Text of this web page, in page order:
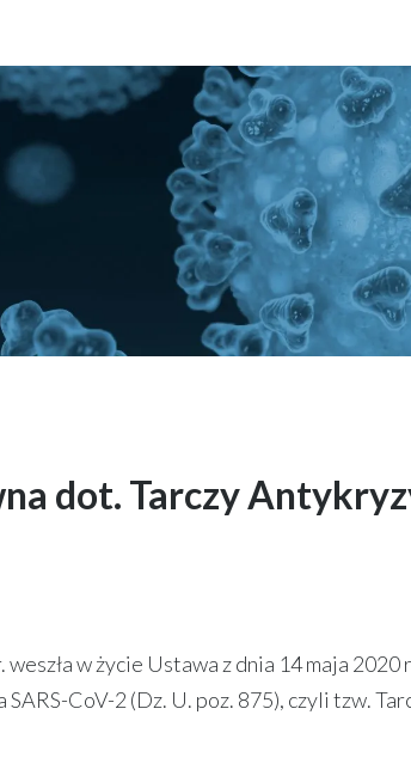
dot. Tarczy
w życie Ustawa z dnia 14 maja
CoV-2 (Dz. U. poz. 875), czyli tzw.